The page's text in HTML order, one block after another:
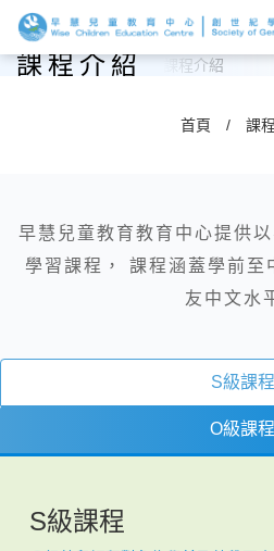
課程介紹
首頁 / 課
早慧兒童教育教育中心提供
學習課程， 課程涵蓋學前至
友中文水
S級課程
O級課程
S級課程